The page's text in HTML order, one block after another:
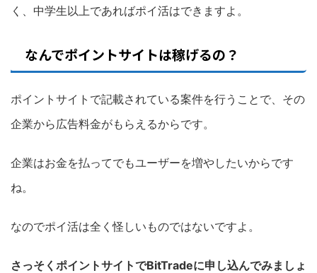
く、中学生以上であればポイ活はできますよ。
なんでポイントサイトは稼げるの？
ポイントサイトで記載されている案件を行うことで、その
企業から広告料金がもらえるからです。
企業はお金を払ってでもユーザーを増やしたいからです
ね。
なのでポイ活は全く怪しいものではないですよ。
さっそくポイントサイトでBitTradeに申し込んでみましょ